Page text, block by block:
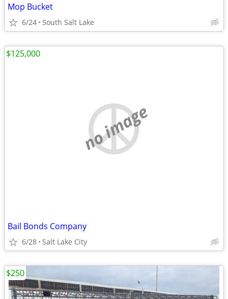
Mop Bucket
6/24 South Salt Lake
no image
Bail Bonds Company
6/28 Salt Lake City
$125,000
$250